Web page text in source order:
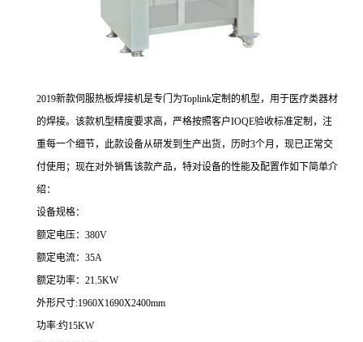
2019新款伺服热板焊接机是专门为Toplink定制的机型，用于医疗类器材
的焊接。该款机型精度要求高，严格按照客户IOQE验收标准定制，注
重每一个细节，此款设备从研发到生产出货，历时3个月，现已正常交
付使用；现在对外销售该款产品，特对设备的性能及配置作如下简单介
绍：
设备规格：
额定电压：380V
额定电流：35A
额定功率：21.5KW
外形尺寸:1960X1690X2400mm
功率:约15KW